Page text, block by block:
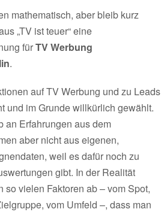
mathematisch, aber bleib kurz
„TV ist teuer“ eine
fürTV Werbung
.
auf TV Werbung und zu Leads
und im Grunde willkürlich gewählt.
an Erfahrungen aus dem
aber nicht aus eigenen,
weil es dafür noch zu
gibt. In der Realität
so vielen Faktoren ab – vom Spot,
vom Umfeld –, dass man